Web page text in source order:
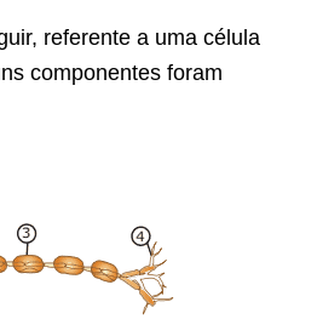
referente a uma célula
componentes foram